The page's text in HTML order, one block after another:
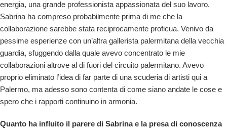
energia, una grande professionista appassionata del suo lavoro.
Sabrina ha compreso probabilmente prima di me che la
collaborazione sarebbe stata reciprocamente proficua. Venivo da
pessime esperienze con un’altra gallerista palermitana della vecchia
guardia, sfuggendo dalla quale avevo concentrato le mie
collaborazioni altrove al di fuori del circuito palermitano. Avevo
proprio eliminato l’idea di far parte di una scuderia di artisti qui a
Palermo, ma adesso sono contenta di come siano andate le cose e
spero che i rapporti continuino in armonia.
Quanto ha influito il parere di Sabrina e la presa di conoscenza